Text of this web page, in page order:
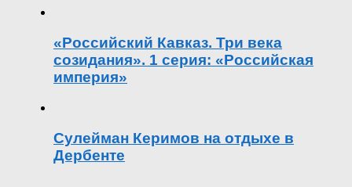
«Российский Кавказ. Три века
созидания». 1 серия: «Российская
империя»
Сулейман Керимов на отдыхе в
Дербенте